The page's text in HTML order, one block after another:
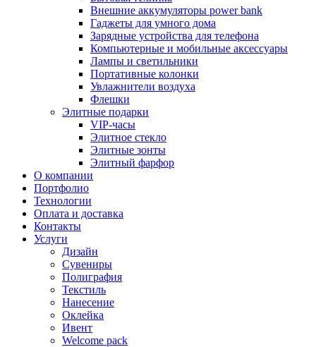
Внешние аккумуляторы power bank
Гаджеты для умного дома
Зарядные устройства для телефона
Компьютерные и мобильные аксессуары
Лампы и светильники
Портативные колонки
Увлажнители воздуха
Флешки
Элитные подарки
VIP-часы
Элитное стекло
Элитные зонты
Элитный фарфор
О компании
Портфолио
Технологии
Оплата и доставка
Контакты
Услуги
Дизайн
Сувениры
Полиграфия
Текстиль
Нанесение
Оклейка
Ивент
Welcome pack